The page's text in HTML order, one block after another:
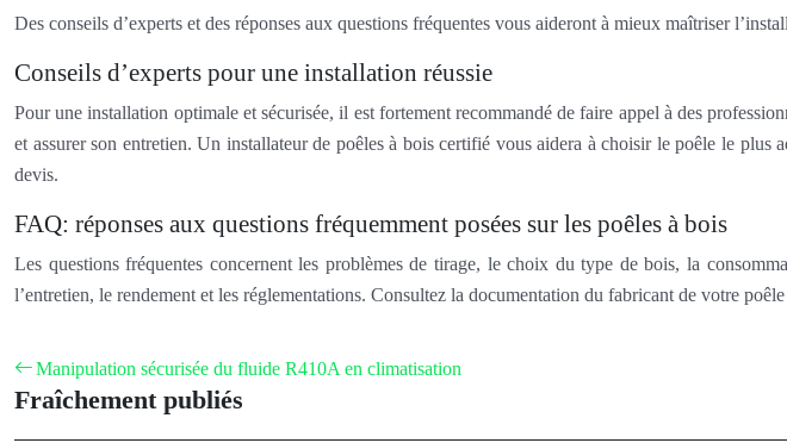
Des conseils d’experts et des réponses aux questions fréquentes vous aideront à mieux maîtriser
Conseils d’experts pour une installation réussie
Pour une installation optimale et sécurisée, il est fortement recommandé de faire appel à des
et assurer son entretien. Un installateur de poêles à bois certifié vous aidera à choisir le poêle le
devis.
FAQ: réponses aux questions fréquemment posées sur les poêles à bois
Les questions fréquentes concernent les problèmes de tirage, le choix du type de bois, la
l’entretien, le rendement et les réglementations. Consultez la documentation du fabricant de votre
Manipulation sécurisée du fluide R410A en climatisation
Fraîchement publiés